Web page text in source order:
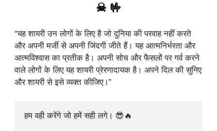
☠ 🤟
“यह शायरी उन लोगों के लिए है जो दुनिया की परवाह नहीं करते
और अपनी मर्जी से अपनी जिंदगी जीते हैं। यह आत्मनिर्भरता और
आत्मविश्वास का प्रतीक है। अपनी सोच और फैसलों पर गर्व करने
वाले लोगों के लिए यह शायरी प्रेरणादायक है। अपने दिल की सुनिए
और शायरी से इसे व्यक्त कीजिए।”
हम वही करेंगे जो हमें सही लगे। 😎🔥